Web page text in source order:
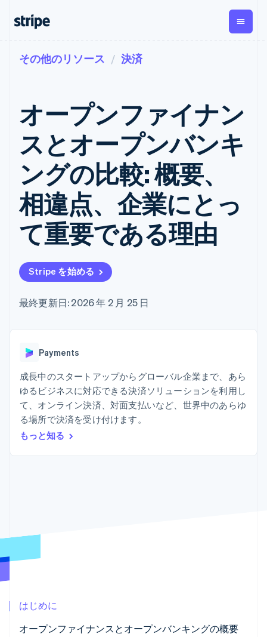
支払い
オンライン決
済
Managed
Payments
マーチャント
オブレコード
ソリューショ
ン
Payment links
コーディング
不要の決済ペ
ージ
Checkout
構築済み決済
UI
Elements
ポーネント
決済手段
済手段を利用
Boost
決済成功率の
最適化
Link
スピーディー
な決済
収益
経常収益
Metronome
従量課金
サブスクリ
プション
サブスクリ
プションの
Invoicing
1 回限りまた
は継続
Tax
消費税と
VAT の自動
Recognition
自動化
データの同
期
Global
Payouts
第三者
への入
イス
その他
スタートアップの企業設立
企業規模別
ユースケース別
エージェンティックコマ
ース
E コマース / ECサイト
埋込型金融
請求・財務関連
グローバルビジネス
アプリ内決済
マーケットプレイス
プラットフォーム
SaaS
ゲーム
ホスピタリティ、旅行、
レジャー
保険
メディアおよびエンター
テインメント
ビス
ドキュメント
ライブラリと SDK
Stripe Apps
ガイド
オンライン決済を受け付
け
構築済みの決済を実装
プラットフォームまたは
マーケットプレイスを構
築する
理
従量課金請求を提供
のカードを発行
エージェントによるサー
と管理
リソース
アプリへの導入
コードサンプル
開発者のブログ
学ぶ
ガイド
サポートに問い合わせる
管理サポートプラン
プロフェッショナルサー
ビス
会社
製品ロードマップ
レンス
ニュースルーム
お問い合わせ
営業にお問い合わせ
パートナーになる
その他のリソース 決済
オープンファイナン
スとオープンバンキ
ングの比較: 概要、
相違点、企業にとっ
て重要である理由
Stripe を始める
最終更新日: 2026 年 2 月 25 日
Payments
成長中のスタートアップからグローバル企業まで、あら
ゆるビジネスに対応できる決済ソリューションを利用し
て、オンライン決済、対面支払いなど、世界中のあらゆ
る場所で決済を受け付けます。
もっと知る
はじめに
オープンファイナンスとオープンバンキングの概要